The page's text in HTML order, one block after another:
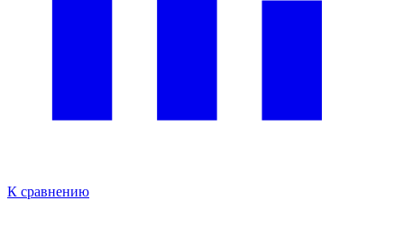
К сравнению